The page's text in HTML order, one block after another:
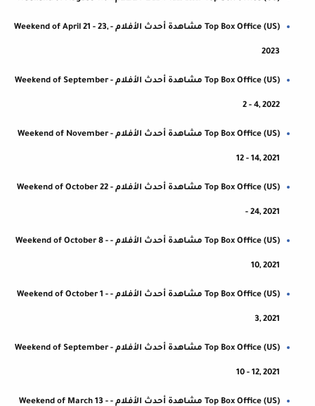
Top Box Office (US) مشاهدة أحدث الأفلام - Weekend of April 21 - 23,
2023
Top Box Office (US) مشاهدة أحدث الأفلام - Weekend of September
2 - 4, 2022
Top Box Office (US) مشاهدة أحدث الأفلام - Weekend of November
12 - 14, 2021
Top Box Office (US) مشاهدة أحدث الأفلام - Weekend of October 22
- 24, 2021
Top Box Office (US) مشاهدة أحدث الأفلام - Weekend of October 8 -
10, 2021
Top Box Office (US) مشاهدة أحدث الأفلام - Weekend of October 1 -
3, 2021
Top Box Office (US) مشاهدة أحدث الأفلام - Weekend of September
10 - 12, 2021
Top Box Office (US) مشاهدة أحدث الأفلام - Weekend of March 13 -